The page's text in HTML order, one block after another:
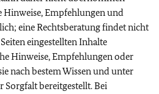
Hinweise, Empfehlungen und
eine Rechtsberatung findet nicht
eingestellten Inhalte
Hinweise, Empfehlungen oder
nach bestem Wissen und unter
bereitgestellt. Bei